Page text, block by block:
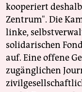
kooperiert
Zentrum". Die
linke,
solidarischen
auf. Eine offene
zugänglichen